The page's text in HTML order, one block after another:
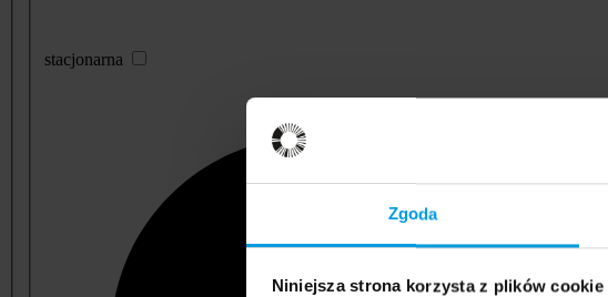
Zgoda
Niniejsza strona korzysta z plików cookie
stacjonarna